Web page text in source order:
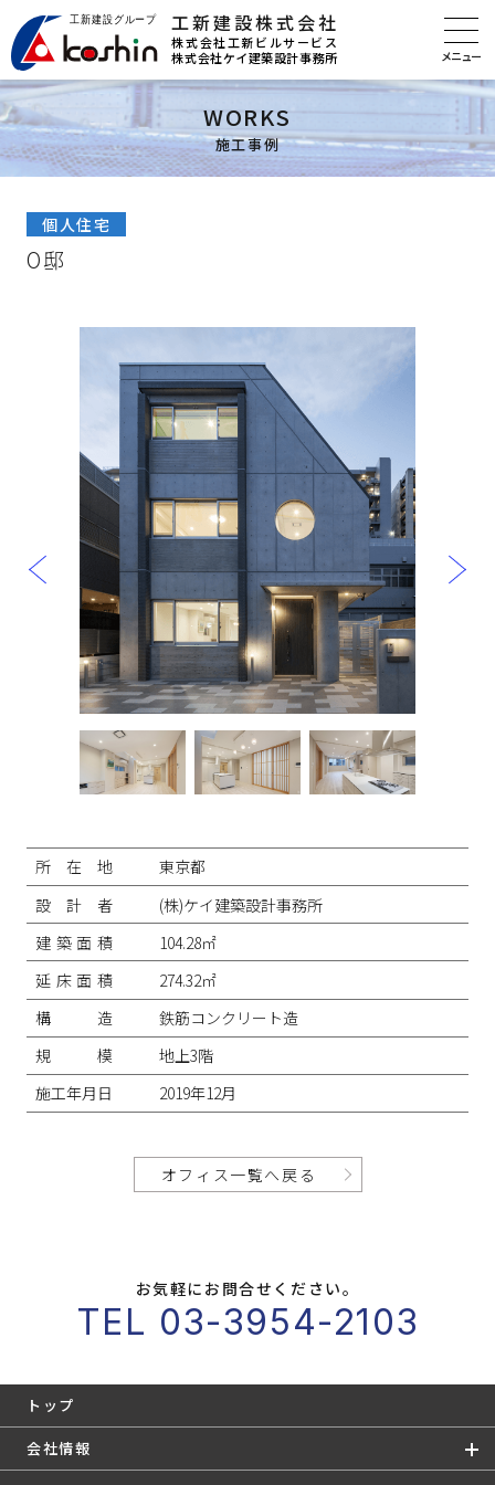
工新建設株式会社
株式会社工新ビルサービス
株式会社ケイ建築設計事務所
WORKS
施工事例
個人住宅
O邸
稿
ビ
ゲ
ー
ン
所在地
東京都
設計者
(株)ケイ建築設計事務所
建築面積
104.28㎡
延床面積
274.32㎡
構造
鉄筋コンクリート造
規模
地上3階
施工年月日
2019年12月
オフィス一覧へ戻る
お気軽にお問合せください。
TEL 03-3954-2103
トップ
会社情報